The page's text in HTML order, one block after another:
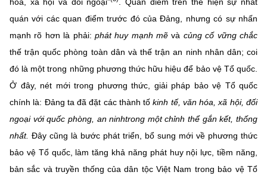
quán với các quan điểm trước đó của Đảng, nhưng có sự nhấn
mạnh rõ hơn là phải: phát huy mạnh mẽ và củng cố vững chắc
thế trận quốc phòng toàn dân và thế trận an ninh nhân dân; coi
đó là một trong những phương thức hữu hiệu để bảo vệ Tổ quốc.
Ở đây, nét mới trong phương thức, giải pháp bảo vệ Tổ quốc
chính là: Đảng ta đã đặt các thành tốkinh tế, văn hóa , xã hội, đối
ngoại với quốc phòng, an ninhtrong một chỉnh thể gắn kết, thống
nhất. Đây cũng là bước phát triển, bổ sung mới về phương thức
bảo vệ Tổ quốc, làm tăng khả năng phát huy nội lực, tiềm năng,
bản sắc và truyền thống của dân tộc Việt Nam trong bảo vệ Tổ